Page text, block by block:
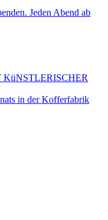
Jeden Abend ab
in der Kofferfabrik